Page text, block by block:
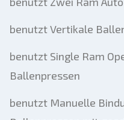
benutzt Vertikale
benutzt Single Ram
Ballenpressen
benutzt Manuelle